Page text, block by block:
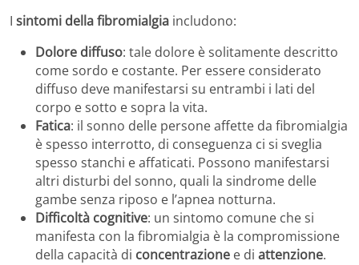
I sintomi della fibromialgia includono:
Dolore diffuso: tale dolore è solitamente descritto
come sordo e costante. Per essere considerato
diffuso deve manifestarsi su entrambi i lati del
corpo e sotto e sopra la vita.
Fatica: il sonno delle persone affette da fibromialgia
è spesso interrotto, di conseguenza ci si sveglia
spesso stanchi e affaticati. Possono manifestarsi
altri disturbi del sonno, quali la sindrome delle
gambe senza riposo e l’apnea notturna.
Difficoltà cognitive: un sintomo comune che si
manifesta con la fibromialgia è la compromissione
della capacità di concentrazione e di attenzione.